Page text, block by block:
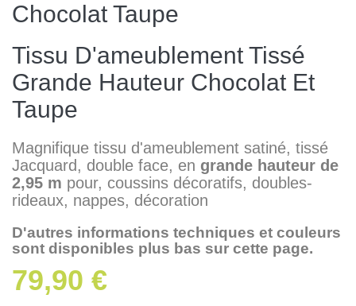
Chocolat Taupe
Tissu D'ameublement Tissé
Grande Hauteur Chocolat Et
Taupe
Magnifique tissu d'ameublement satiné, tissé
Jacquard, double face, en grande hauteur de
2,95 m pour, coussins décoratifs, doubles-
rideaux, nappes, décoration
D'autres informations techniques et couleurs
sont disponibles plus bas sur cette page.
79,90 €